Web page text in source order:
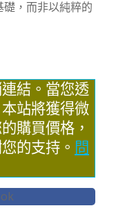
礎，而非以純粹的
結。當您透
站將獲得微
購買價格，
的支持。 問